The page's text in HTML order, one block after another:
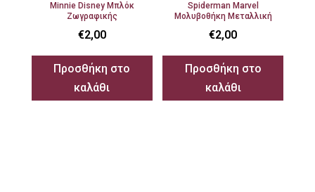
Minnie Disney Μπλόκ
Ζωγραφικής
€2,00
Προσθήκη στο
καλάθι
Spiderman Marvel
Μολυβοθήκη Μεταλλική
€2,00
Προσθήκη στο
καλάθι